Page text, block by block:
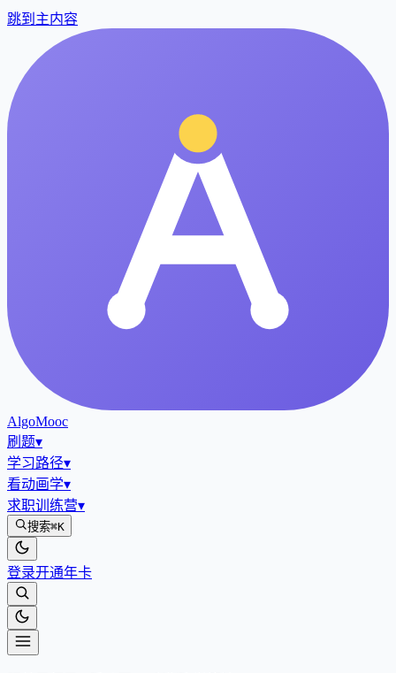
跳到主内容
AlgoMooc
刷题▾
学习路径▾
看动画学▾
求职训练营▾
搜索⌘K
登录开通年卡